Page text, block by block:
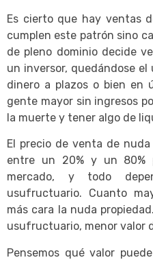
Es cierto que hay ventas
cumplen este patrón sino
de pleno dominio decide
un inversor, quedándose
dinero a plazos o bien en
gente mayor sin ingresos
la muerte y tener algo de
El precio de venta de
entre un 20% y un 80%
mercado, y todo
usufructuario. Cuanto
más cara la nuda
usufructuario, menor valor
Pensemos qué valor